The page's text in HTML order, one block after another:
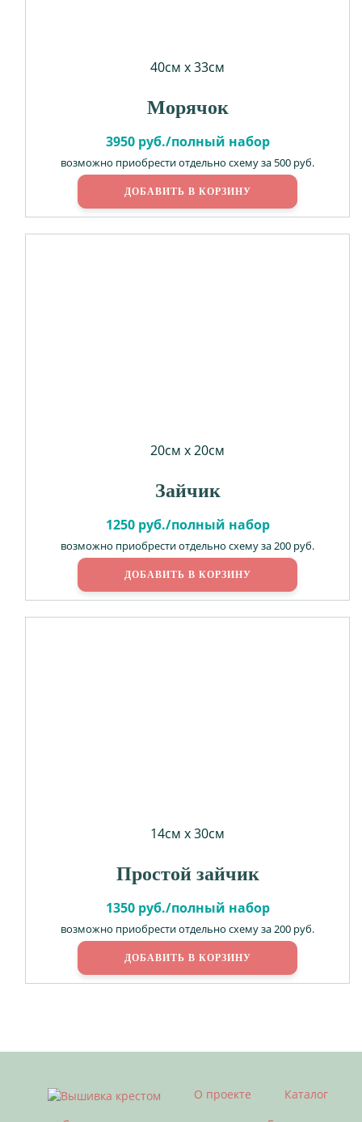
40см х 33см
Морячок
3950 руб./полный набор
возможно приобрести отдельно схему за 500 руб.
20см х 20см
Зайчик
1250 руб./полный набор
возможно приобрести отдельно схему за 200 руб.
14см х 30см
Простой зайчик
1350 руб./полный набор
возможно приобрести отдельно схему за 200 руб.
О проекте
Каталог